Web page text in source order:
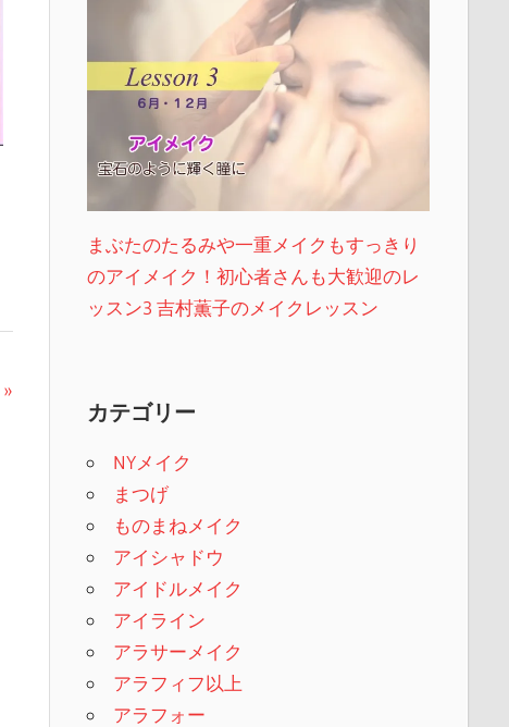
まぶたのたるみや一重メイクもすっきり
のアイメイク！初心者さんも大歓迎のレ
ッスン3 吉村薫子のメイクレッスン
カテゴリー
NYメイク
まつげ
ものまねメイク
アイシャドウ
アイドルメイク
アイライン
アラサーメイク
アラフィフ以上
アラフォー